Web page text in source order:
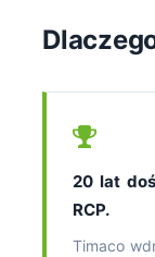
20 lat
RCP.
Timaco